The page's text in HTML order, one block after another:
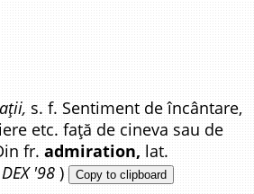
s. f. Sentiment de încântare,
etc. față de cineva sau de
fr.admiration, lat.
'98 ) Copy to clipboard